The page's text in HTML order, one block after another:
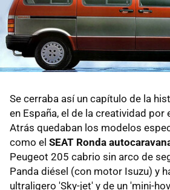
Se cerraba así un capítulo de la
en España, el de la creatividad por
Atrás quedaban los modelos
como el SEAT Ronda
Peugeot 205 cabrio sin arco de
Panda diésel (con motor Isuzu) y
ultraligero 'Sky-jet' y de un 'mini-